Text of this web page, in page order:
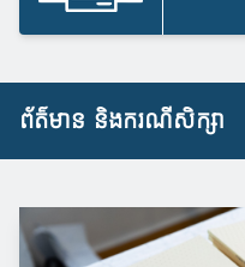
ព័ត៌មាន និងករណីសិក្សា